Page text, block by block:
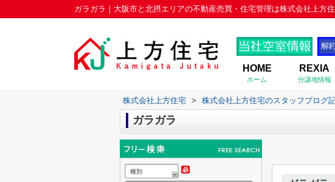
ガラガラ｜大阪市と北摂エリアの不動産売買・住宅管理は株式会社上方
HOME
ホーム
REXIA
分譲地情報
株式会社上方住宅 > 株式会社上方住宅のスタッフブログ
ガラガラ
種別